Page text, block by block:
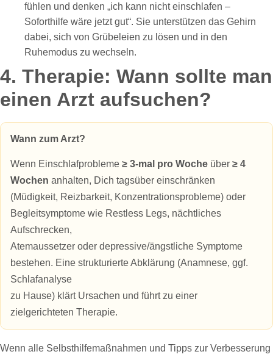
fühlen und denken „ich kann nicht einschlafen –
Soforthilfe wäre jetzt gut“. Sie unterstützen das Gehirn
dabei, sich von Grübeleien zu lösen und in den
Ruhemodus zu wechseln.
4. Therapie: Wann sollte man
einen Arzt aufsuchen?
Wann zum Arzt?
Wenn Einschlafprobleme ≥ 3‑mal pro Woche über ≥ 4
Wochen anhalten, Dich tagsüber einschränken
(Müdigkeit, Reizbarkeit, Konzentrationsprobleme) oder
Begleitsymptome wie Restless Legs, nächtliches
Aufschrecken,
Atemaussetzer oder depressive/ängstliche Symptome
bestehen. Eine strukturierte Abklärung (Anamnese, ggf.
Schlafanalyse
zu Hause) klärt Ursachen und führt zu einer
zielgerichteten Therapie.
Wenn alle Selbsthilfemaßnahmen und Tipps zur Verbesserung